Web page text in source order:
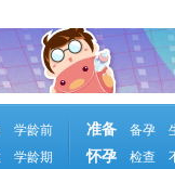
学龄前
学龄期
准备
怀孕
备孕
检查